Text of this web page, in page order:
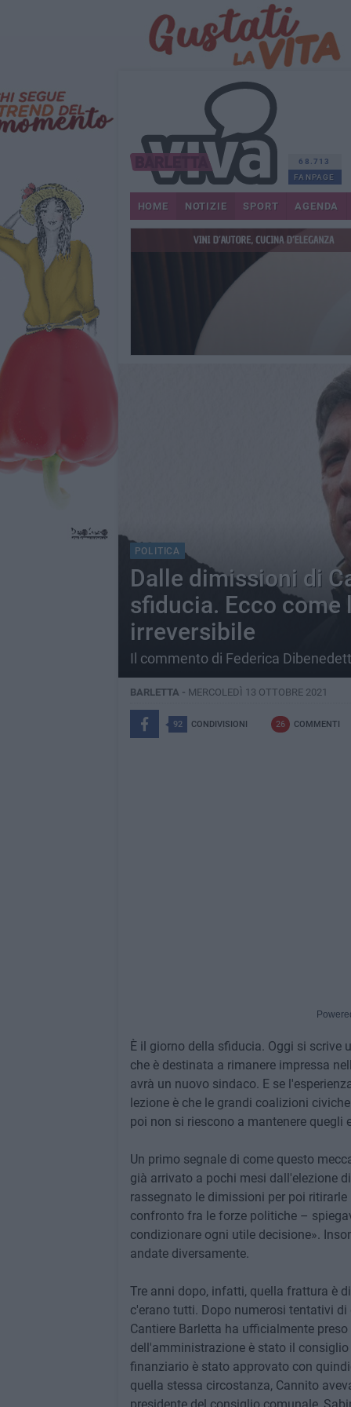
68.713
FANPAGE
HOME NOTIZIE SPORT AGENDA
POLITICA
Dalle dimissioni di
sfiducia. Ecco
irreversibile
Il commento di Federica
BARLETTA - MERCOLEDÌ 13 OTTOBRE 2021
92 CONDIVISIONI 26 COMMENTI
È il giorno della sfiducia. Oggi si scrive
che è destinata a rimanere impressa
avrà un nuovo sindaco. E se
lezione è che le grandi coalizioni
poi non si riescono a mantenere
Un primo segnale di come questo
già arrivato a pochi mesi dall'elezione
rassegnato le dimissioni per poi
confronto fra le forze politiche –
condizionare ogni utile decisione».
andate diversamente.
Tre anni dopo, infatti, quella frattura è
c'erano tutti. Dopo numerosi tentativi
Cantiere Barletta ha ufficialmente
dell'amministrazione è stato il
finanziario è stato approvato con
quella stessa circostanza, Cannito